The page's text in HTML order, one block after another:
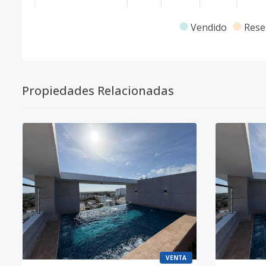
2 -
Vendido
Propiedades Relacionadas
VENTA